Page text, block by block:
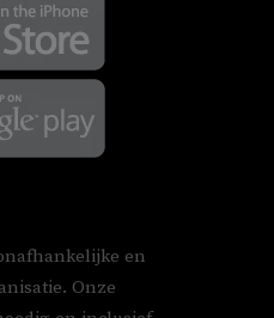
en
Onze